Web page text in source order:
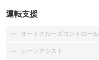
運転支援
オートクルーズコントロール
：装備なし
レーンアシスト
：装備なし